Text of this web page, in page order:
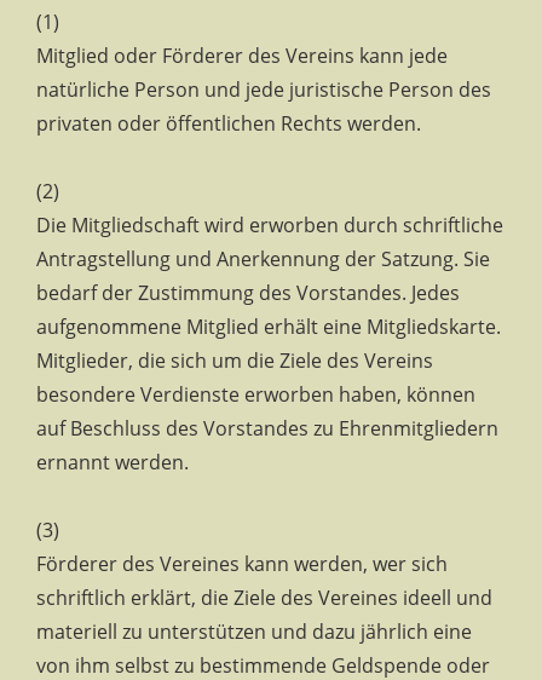
(1)
Mitglied oder Förderer des Vereins kann jede
natürliche Person und jede juristische Person des
privaten oder öffentlichen Rechts werden.
(2)
Die Mitgliedschaft wird erworben durch schriftliche
Antragstellung und Anerkennung der Satzung. Sie
bedarf der Zustimmung des Vorstandes. Jedes
aufgenommene Mitglied erhält eine Mitgliedskarte.
Mitglieder, die sich um die Ziele des Vereins
besondere Verdienste erworben haben, können
auf Beschluss des Vorstandes zu Ehrenmitgliedern
ernannt werden.
(3)
Förderer des Vereines kann werden, wer sich
schriftlich erklärt, die Ziele des Vereines ideell und
materiell zu unterstützen und dazu jährlich eine
von ihm selbst zu bestimmende Geldspende oder